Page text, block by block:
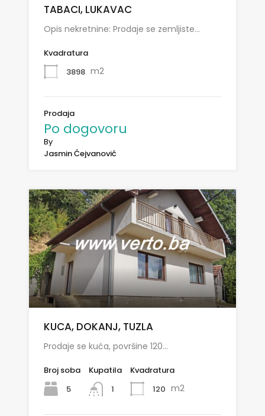
TABACI, LUKAVAC
Opis nekretnine: Prodaje se zemljiste…
Kvadratura
3898 m2
Prodaja
Po dogovoru
By
Jasmin Ćejvanović
KUCA, DOKANJ, TUZLA
Prodaje se kuća, površine 120…
Broj soba
5
Kupatila
1
Kvadratura
120 m2